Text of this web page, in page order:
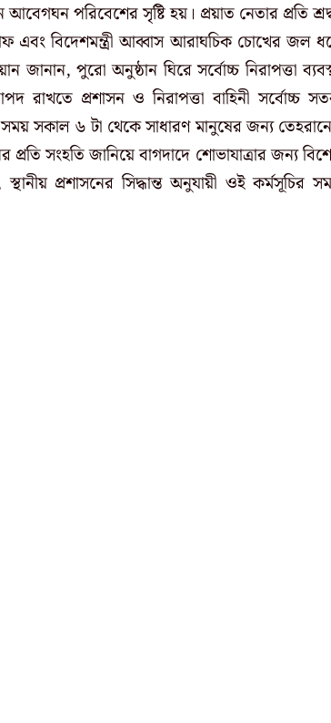
পরিবেশের সৃষ্টি হয়। প্রয়াত নেতার প্রতি
এবং বিদেশমন্ত্রী আব্বাস আরাঘচিক চোখের জল
জানান, পুরো অনুষ্ঠান ঘিরে সর্বোচ্চ নিরাপত্তা
রাখতে প্রশাসন ও নিরাপত্তা বাহিনী সর্বোচ্চ
সকাল ৬ টা থেকে সাধারণ মানুষের জন্য
সংহতি জানিয়ে বাগদাদে শোভাযাত্রার জন্য
প্রশাসনের সিদ্ধান্ত অনুযায়ী ওই কর্মসূচির